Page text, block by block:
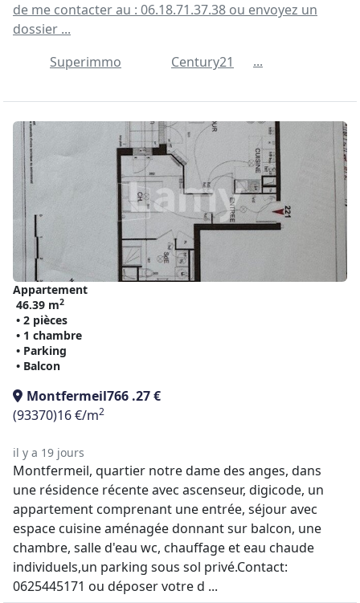
de me contacter au : 06.18.71.37.38 ou envoyez un
dossier ...
Superimmo
Century21 ...
Appartement
46.39 m2
• 2 pièces
• 1 chambre
• Parking
• Balcon
Montfermeil766 .27 €
(93370)16 €/m2
il y a 19 jours
Montfermeil, quartier notre dame des anges, dans
une résidence récente avec ascenseur, digicode, un
appartement comprenant une entrée, séjour avec
espace cuisine aménagée donnant sur balcon, une
chambre, salle d'eau wc, chauffage et eau chaude
individuels,un parking sous sol privé.Contact:
0625445171 ou déposer votre d ...